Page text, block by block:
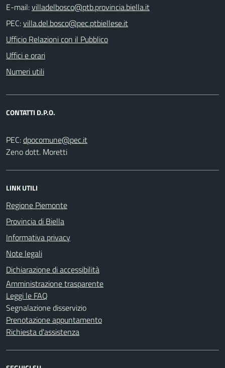
E-mail:
PEC:
Ufficio Relazioni con il Pubblico
Uffici e orari
Numeri utili
CONTATTI D.P.O.
PEC:
Zeno dott. Moretti
LINK UTILI
Regione Piemonte
Provincia di Biella
Informativa privacy
Note legali
Dichiarazione di accessibilità
Amministrazione trasparente
Leggi le FAQ
Segnalazione disservizio
Prenotazione appuntamento
Richiesta d'assistenza